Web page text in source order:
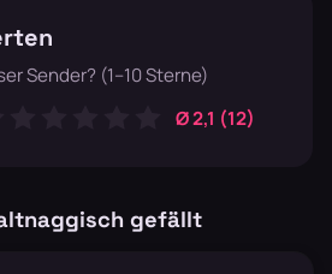
Sender? (1–10 Sterne)
Ø 2,1 (12)
gefällt